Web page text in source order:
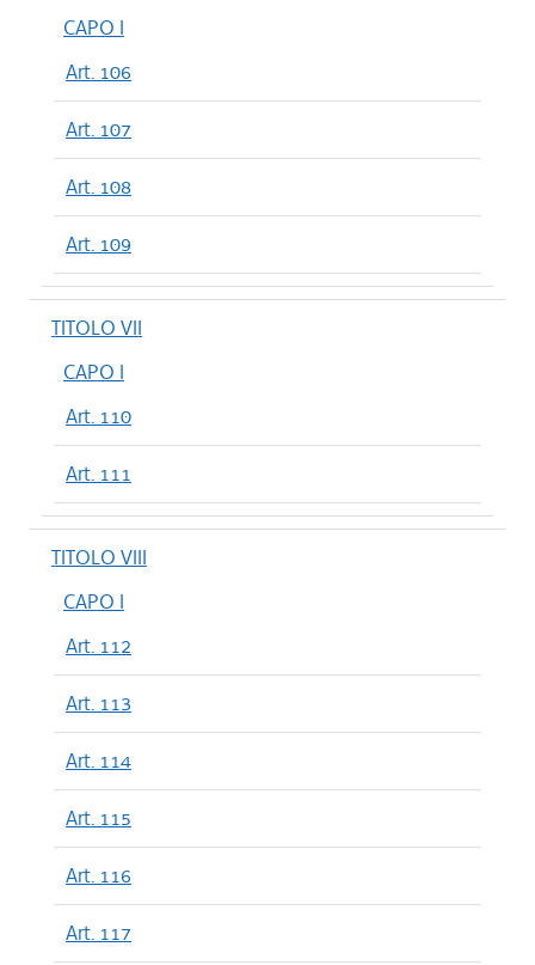
CAPO I
Art. 106
Art. 107
Art. 108
Art. 109
TITOLO VII
CAPO I
Art. 110
Art. 111
TITOLO VIII
CAPO I
Art. 112
Art. 113
Art. 114
Art. 115
Art. 116
Art. 117